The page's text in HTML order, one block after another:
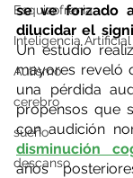
Esquizofrenia
Inteligencia Artificial
Autismo
cerebro
sueño
descanso
se ve forzado
dilucidar el
Un estudio
mayores reveló
una pérdida
propensos que
con audición
disminución
años